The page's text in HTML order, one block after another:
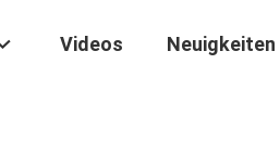
Videos Neuigkeiten